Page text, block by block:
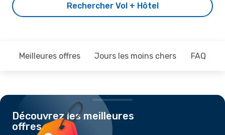
Rechercher Vol + Hôtel
Meilleures offres Jours les moins chers FAQ
Découvrez les meilleures
offres